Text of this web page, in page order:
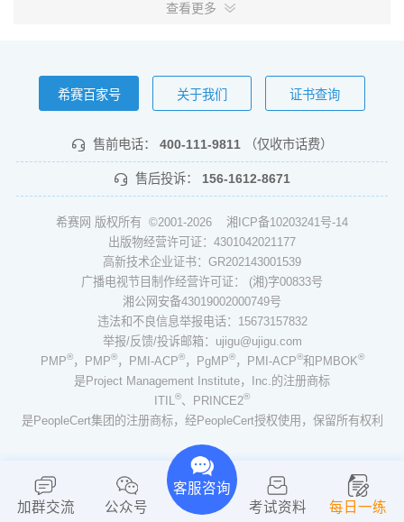
查看更多
希赛百家号 关于我们 证书查询
售前电话： 400-111-9811 （仅收市话费）
售后投诉： 156-1612-8671
希赛网 版权所有 ©2001-2026 湘ICP备10203241号-14
出版物经营许可证：4301042021177
高新技术企业证书：GR202143001539
广播电视节目制作经营许可证： (湘)字00833号
湘公网安备43019002000749号
违法和不良信息举报电话：15673157832
举报/反馈/投诉邮箱：ujigu@ujigu.com
PMP®，PMP®，PMI-ACP®，PgMP®，PMI-ACP®和PMBOK®
是Project Management Institute，Inc.的注册商标
ITIL ®、PRINCE2®
是PeopleCert集团的注册商标，经PeopleCert授权使用，保留所有权利
加群交流 公众号
客服咨询
考试资料
每日一练